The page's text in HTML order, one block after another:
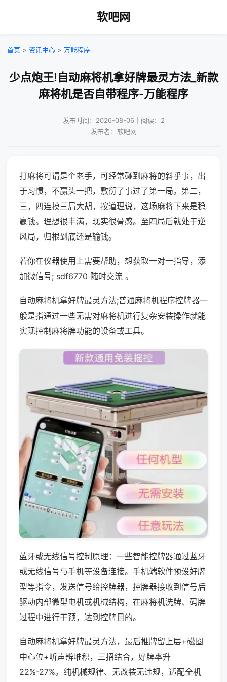
软吧网
首页 > 资讯中心 > 万能程序
少点炮王!自动麻将机拿好牌最灵方法_新款
麻将机是否自带程序-万能程序
发布时间：2026-08-06｜阅读：2
发布者：软吧网
打麻将可谓是个老手，可经常碰到麻将的斜乎事，出
于习惯，不赢头一把，敷衍了事过了第一局。第二，
三，四连摸三局大胡，按道理说，这场麻将下来是稳
赢钱。理想很丰满，现实很骨感。至四局后就处于逆
风局，归根到底还是输钱。
若你在仪器使用上需要帮助，想获取一对一指导，添
加微信号; sdf6770 随时交流 。
自动麻将机拿好牌最灵方法;普通麻将机程序控牌器一
般是指通过一些无需对麻将机进行复杂安装操作就能
实现控制麻将牌功能的设备或工具。
蓝牙或无线信号控制原理：一些智能控牌器通过蓝牙
或无线信号与手机等设备连接。手机端软件预设好牌
型等指令，发送信号给控牌器，控牌器接收到信号后
驱动内部微型电机或机械结构，在麻将机洗牌、码牌
过程中进行干预，达到控牌目的。
自动麻将机拿好牌最灵方法，最后推牌留上层+磁圈
中心位+听声辨堆积，三招结合，好牌率升
22%-27%。纯机械规律、无改装无违规，适配全机